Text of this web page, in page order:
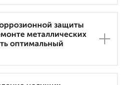
защиты
металлических
оптимальный